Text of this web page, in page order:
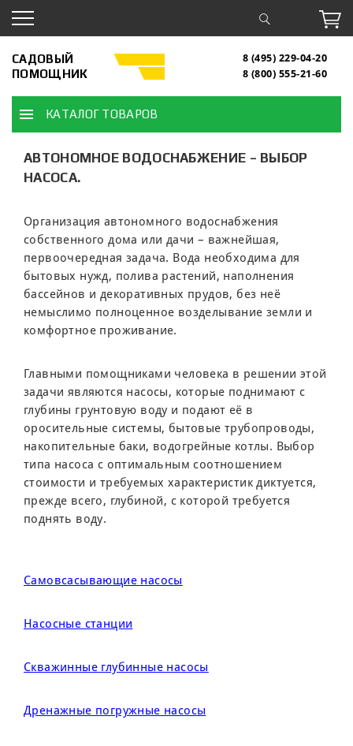
САДОВЫЙ
ПОМОЩНИК
8 (495) 229-04-20
8 (800) 555-21-60
КАТАЛОГ ТОВАРОВ
АВТОНОМНОЕ ВОДОСНАБЖЕНИЕ – ВЫБОР
НАСОСА.
Организация автономного водоснабжения
собственного дома или дачи – важнейшая,
первоочередная задача. Вода необходима для
бытовых нужд, полива растений, наполнения
бассейнов и декоративных прудов, без неё
немыслимо полноценное возделывание земли и
комфортное проживание.
Главными помощниками человека в решении этой
задачи являются насосы, которые поднимают с
глубины грунтовую воду и подают её в
оросительные системы, бытовые трубопроводы,
накопительные баки, водогрейные котлы. Выбор
типа насоса с оптимальным соотношением
стоимости и требуемых характеристик диктуется,
прежде всего, глубиной, с которой требуется
поднять воду.
Самовсасывающие насосы
Насосные станции
Скважинные глубинные насосы
Дренажные погружные насосы